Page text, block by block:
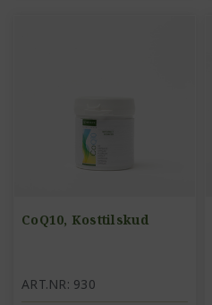
CoQ10, Kosttilskud
ART.NR: 930